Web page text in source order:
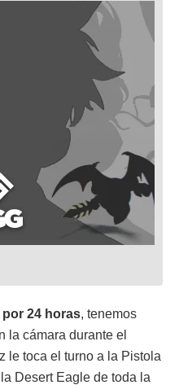
24 horas, tenemos
la cámara durante el
le toca el turno a la Pistola
Desert Eagle de toda la